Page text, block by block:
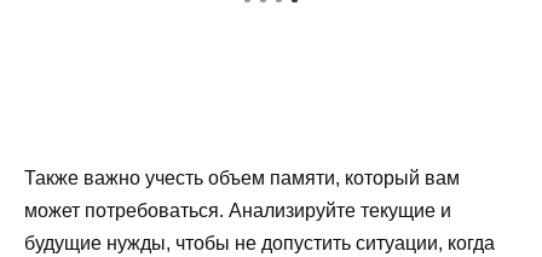
Также важно учесть объем памяти, который вам
может потребоваться. Анализируйте текущие и
будущие нужды, чтобы не допустить ситуации, когда